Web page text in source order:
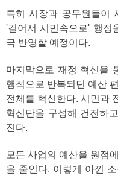
특히 시장과 공무원들이
'걸어서 시민속으로' 행정
극 반영할 예정이다.
마지막으로 재정 혁신을
행적으로 반복되던 예산
전체를 혁신한다. 시민과
혁신단을 구성해 건전하
진다.
모든 사업의 예산을 원점
을 줄인다. 이렇게 아낀